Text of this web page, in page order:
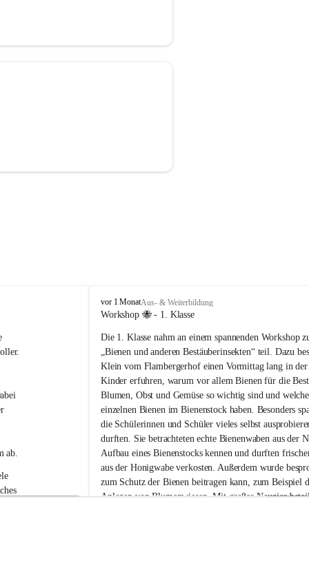
ab.
V
o
k
s
s
c
h
u
l
e
G
a
b
r
s
vor 1 MonatAus- & Weiterbildung
Workshop 🐝 - 1. Klasse
Die 1. Klasse nahm an einem spannenden Workshop
„Bienen und anderen Bestäuberinsekten“ teil. Dazu
Klein vom Flambergerhof einen Vormittag lang in
Kinder erfuhren, warum vor allem Bienen für die
Blumen, Obst und Gemüse so wichtig sind und
einzelnen Bienen im Bienenstock haben. Besonders
die Schülerinnen und Schüler vieles selbst
durften. Sie betrachteten echte Bienenwaben aus der
Aufbau eines Bienenstocks kennen und durften
aus der Honigwabe verkosten. Außerdem wurde
zum Schutz der Bienen beitragen kann, zum Beispiel
Anlegen von Blumenwiesen. Mit großer Neugier